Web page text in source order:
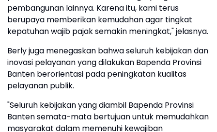
pembangunan lainnya. Karena itu, kami terus
berupaya memberikan kemudahan agar tingkat
kepatuhan wajib pajak semakin meningkat," jelasnya.
Berly juga menegaskan bahwa seluruh kebijakan dan
inovasi pelayanan yang dilakukan Bapenda Provinsi
Banten berorientasi pada peningkatan kualitas
pelayanan publik.
"Seluruh kebijakan yang diambil Bapenda Provinsi
Banten semata-mata bertujuan untuk memudahkan
masyarakat dalam memenuhi kewajiban